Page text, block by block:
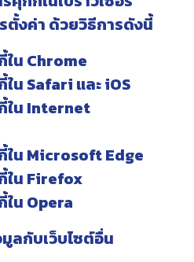
ตั้งค่า ด้วยวิธีการดังนี้
ใน Chrome
ใน Safari และiOS
ใน Internet
ใน Microsoft Edge
ใน Firefox
ใน Opera
ลกับเว็บไซต์อื่น